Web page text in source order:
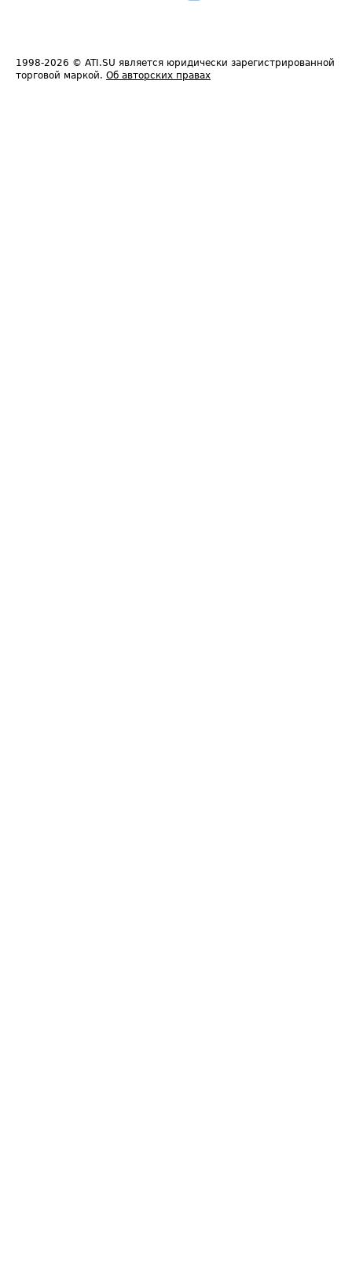
1998-2026 © ATI.SU является юридически зарегистрированной
торговой маркой. Об авторских правах